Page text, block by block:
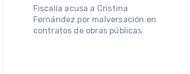
Fiscalía acusa a Cristina
Fernández por malversación en
contratos de obras públicas